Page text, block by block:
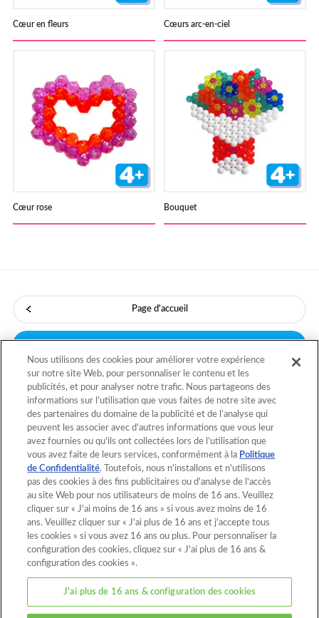
Cœur en fleurs Cœurs arc-en-ciel
Cœur rose Bouquet
Page d'accueil
Retour au début
Page d'accueil Catalogue
Modèles Qu'est-ce qu'Aquabeads ?
Au sujet de ce site
Politique de confidentialité
Cookies
Nous utilisons des cookies pour améliorer votre expérience
sur notre site Web, pour personnaliser le contenu et les
publicités, et pour analyser notre trafic. Nous partageons des
informations sur l’utilisation que vous faites de notre site avec
des partenaires du domaine de la publicité et de l’analyse qui
peuvent les associer avec d'autres informations que vous leur
avez fournies ou qu'ils ont collectées lors de l’utilisation que
vous avez faite de leurs services, conformément à la Politique
de Confidentialité. Toutefois, nous n'installons et n'utilisons
pas des cookies à des fins publicitaires ou d'analyse de l'accès
au site Web pour nos utilisateurs de moins de 16 ans. Veuillez
cliquer sur « J'ai moins de 16 ans » si vous avez moins de 16
ans. Veuillez cliquer sur « J'ai plus de 16 ans et j'accepte tous
les cookies » si vous avez 16 ans ou plus. Pour personnaliser la
configuration des cookies, cliquez sur « J'ai plus de 16 ans &
configuration des cookies ».
J'ai plus de 16 ans & configuration des cookies